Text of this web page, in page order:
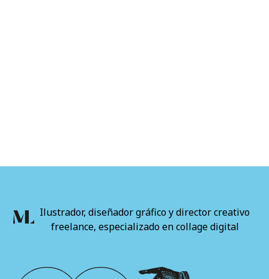
Ilustrador, diseñador gráfico y director creativo
freelance, especializado en collage digital